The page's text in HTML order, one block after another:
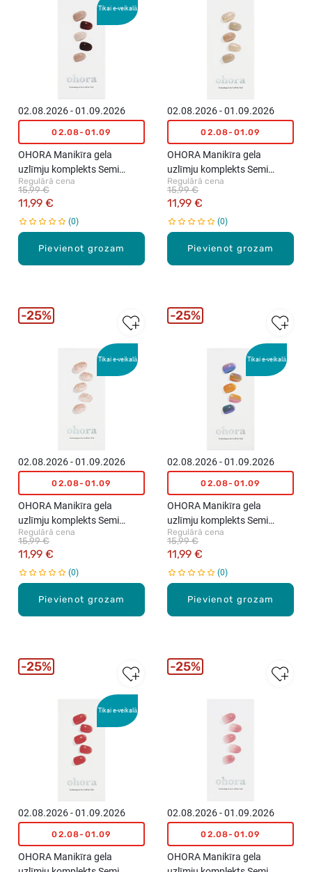
Tikai e-veikalā
Pievienot grozam
02.08.2026 - 01.09.2026
02.08-01.09
OHORA Manikīra gela
uzlīmju komplekts Semi
Cured Gel Nail Strips (N
Roasting), 30 uzlīmes
Regulārā cena
11,99 €
15,99 €
0
Pievienot grozam
02.08.2026 - 01.09.2026
02.08-01.09
OHORA Manikīra gela
uzlīmju komplekts Semi
Cured Gel Nail Strips (N
Carmel), 30 uzlīmes
Regulārā cena
11,99 €
15,99 €
0
Tikai e-veikalā
Pievienot grozam
02.08.2026 - 01.09.2026
02.08-01.09
OHORA Manikīra gela
uzlīmju komplekts Semi
Cured Gel Nail Strips (N Pixie
Dust), 30 uzlīmes
Regulārā cena
11,99 €
15,99 €
0
25%
Tikai e-veikalā
Pievienot grozam
02.08.2026 - 01.09.2026
02.08-01.09
OHORA Manikīra gela
uzlīmju komplekts Semi
Cured Gel Nail Strips (N
Gradient), 30 uzlīmes
Regulārā cena
11,99 €
15,99 €
0
25%
Tikai e-veikalā
02.08.2026 - 01.09.2026
02.08-01.09
OHORA Manikīra gela
25%
02.08.2026 - 01.09.2026
02.08-01.09
OHORA Manikīra gela
25%